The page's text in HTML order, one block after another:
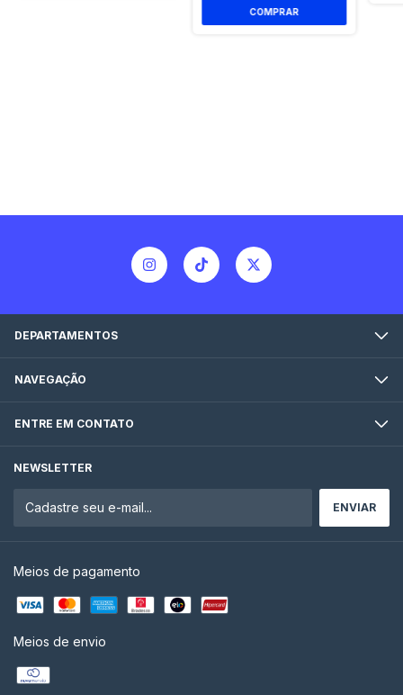
DEPARTAMENTOS
NAVEGAÇÃO
ENTRE EM CONTATO
NEWSLETTER
Meios de pagamento
Meios de envio